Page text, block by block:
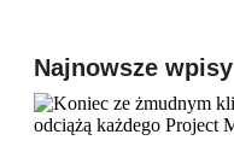
Najnowsze wpisy